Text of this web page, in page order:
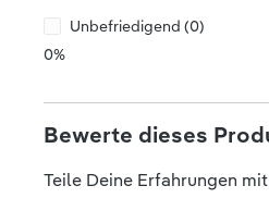
Unbefriedigend (0)
0%
Bewerte dieses
Teile Deine Erfahrungen